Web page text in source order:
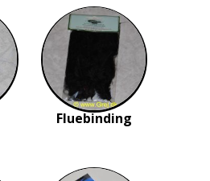
Fluebinding